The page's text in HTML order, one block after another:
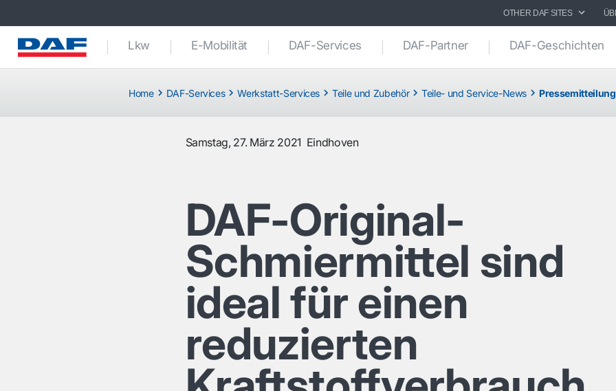
OTHER DAF SITES
Lkw E-Mobilität DAF-Services DAF-Partner DAF-Geschichten
Home DAF-Services Werkstatt-Services Teile und Zubehör Teile- und Service-News Pressemitteilung
Samstag, 27. März 2021 Eindhoven
DAF-Original-
Schmiermittel sind
ideal für einen
reduzierten